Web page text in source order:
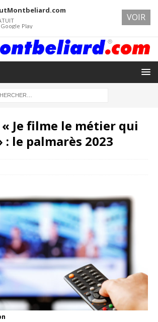
Je filme le métier qui
: le palmarès 2023
Play
VOIR